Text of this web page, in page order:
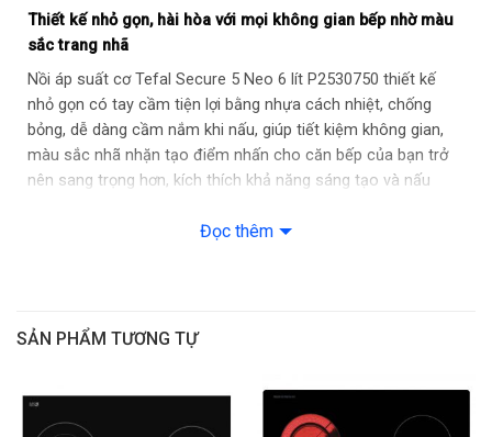
Chế độ nấu cài đặt sẵn: Không
Chất liệu vỏ ngoài:
Chất liệu lòng nồi:Đáy bằng inox 430
Chức năng khác:Chuông báo tự động khi thức ăn chín; Dùng
được trên bếp từ
450 x 270 x 192 mm
Thiết kế nhỏ gọn, hài hòa với mọi không gian bếp nhờ màu
sắc trang nhã
Nồi áp suất cơ Tefal Secure 5 Neo 6 lít P2530750 thiết kế
nhỏ gọn có tay cầm tiện lợi bằng nhựa cách nhiệt, chống
bỏng, dễ dàng cầm nắm khi nấu, giúp tiết kiệm không gian,
màu sắc nhã nhặn tạo điểm nhấn cho căn bếp của bạn trở
nên sang trọng hơn, kích thích khả năng sáng tạo và nấu
Đọc thêm
SẢN PHẨM TƯƠNG TỰ